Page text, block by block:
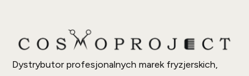
Dystrybutor profesjonalnych marek fryzjerskich,